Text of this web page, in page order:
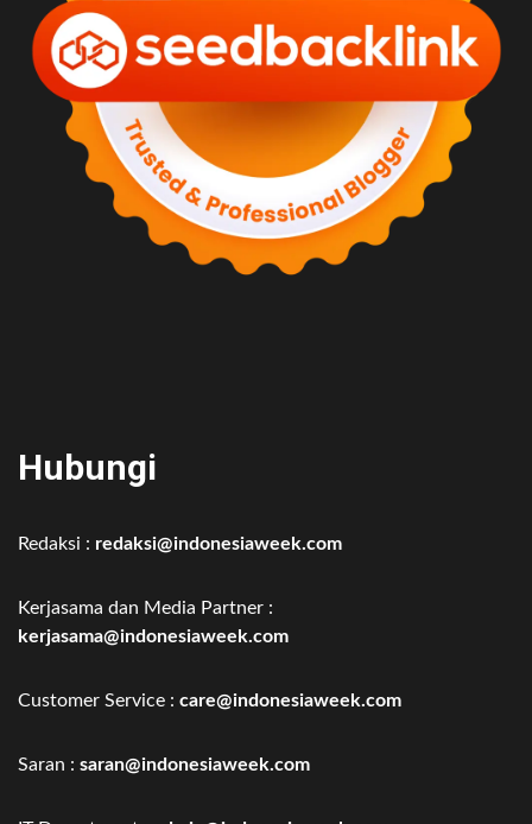
Hubungi
Redaksi : redaksi@indonesiaweek.com
Kerjasama dan Media Partner :
kerjasama@indonesiaweek.com
Customer Service : care@indonesiaweek.com
Saran : saran@indonesiaweek.com